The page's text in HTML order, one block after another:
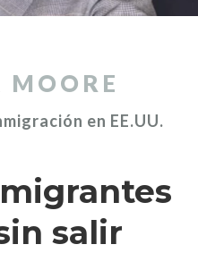
MOORE
en EE.UU.
salir